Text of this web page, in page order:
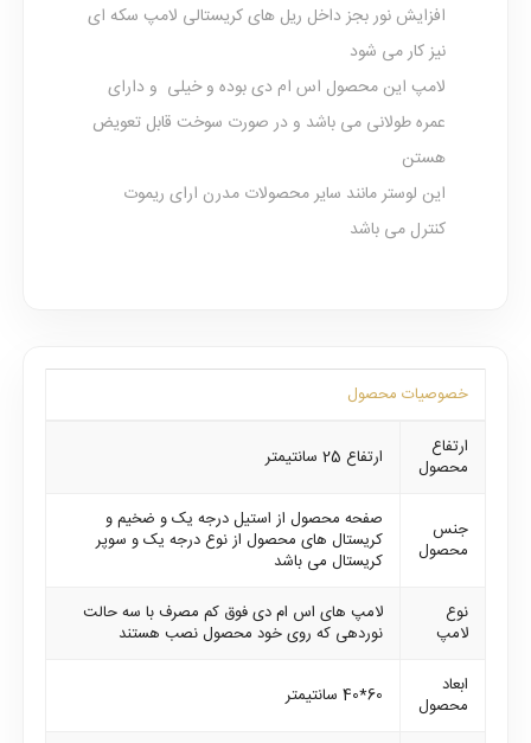
افزایش نور بجز داخل ریل های کریستالی لامپ سکه ای
نیز کار می شود
لامپ این محصول اس ام دی بوده و خیلی و دارای
عمره طولانی می باشد و در صورت سوخت قابل تعویض
هستن
این لوستر مانند سایر محصولات مدرن ارای ریموت
کنترل می باشد
خصوصیات محصول
ارتفاع
محصول
ارتفاع 25 سانتیمتر
جنس
محصول
صفحه محصول از استیل درجه یک و ضخیم و
کریستال های محصول از نوع درجه یک و سوپر
کریستال می باشد
نوع
لامپ
لامپ های اس ام دی فوق کم مصرف با سه حالت
نوردهی که روی خود محصول نصب هستند
ابعاد
محصول
60*40 سانتیمتر